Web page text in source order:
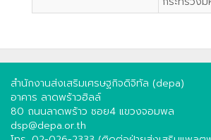
สำนักงานส่งเสริมเศรษฐกิจดิจิทัล (depa)
อาคาร ลาดพร้าวฮิลล์
80 ถนนลาดพร้าว ซอย4 แขวงจอมพล
dsp@depa.or.th